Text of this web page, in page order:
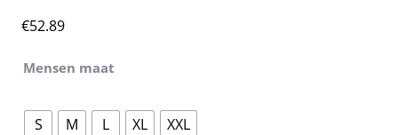
€52.89
Mensen maat
S M L XL XXL